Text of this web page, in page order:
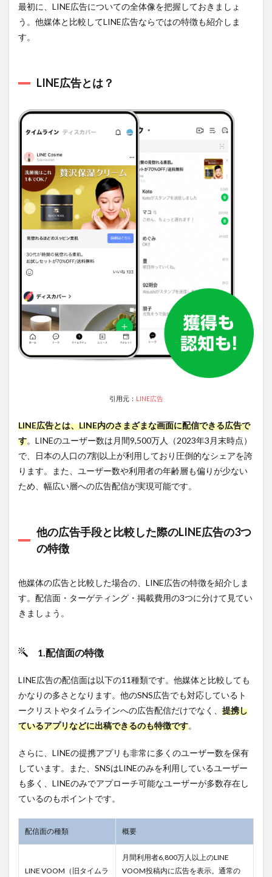
1.1
LINE
広告
他の
と比
た際
LINE
広告
の3つ
の特
徴
1.2.1
1.配
特徴
ーゲテ
ィング
の特徴
1.2.3
広告
はこ
んな
方に
おす
す
め！
1.商
品の売
り上げ
い
1.3.2
2.サ
知名度
たい
1.3.3
3.ア
プリの
ダウン
を促し
たい
2
LINE
広告
の運
用方
リッ
最初に、LINE広告についての全体像を把握しておきましょ
う。他媒体と比較してLINE広告ならではの特徴も紹介しま
す。
LINE広告とは？
引用元： LINE広告
LINE広告とは、LINE内のさまざまな画面に配信できる広告で
す。LINEのユーザー数は月間9,500万人（2023年3月末時点）
で、日本の人口の7割以上が利用しており圧倒的なシェアを誇
ります。また、ユーザー数や利用者の年齢層も偏りが少ない
ため、幅広い層への広告配信が実現可能です。
他の広告手段と比較した際のLINE広告の3つ
の特徴
他媒体の広告と比較した場合の、LINE広告の特徴を紹介しま
す。配信面・ターゲティング・掲載費用の3つに分けて見てい
きましょう。
1.配信面の特徴
LINE広告の配信面は以下の11種類です。他媒体と比較しても
かなりの多さとなります。他のSNS広告でも対応しているト
ークリストやタイムラインへの広告配信だけでなく、 提携し
ているアプリなどに出稿できるのも特徴です。
さらに、LINEの提携アプリも非常に多くのユーザー数を保有
しています。また、SNSはLINEのみを利用しているユーザー
も多く、LINEのみでアプローチ可能なユーザーが多数存在し
ているのもポイントです。
配信面の種類 概要
LINE VOOM（旧タイムラ
月間利用者6,800万人以上のLINE
VOOM投稿内に広告を表示。通常の